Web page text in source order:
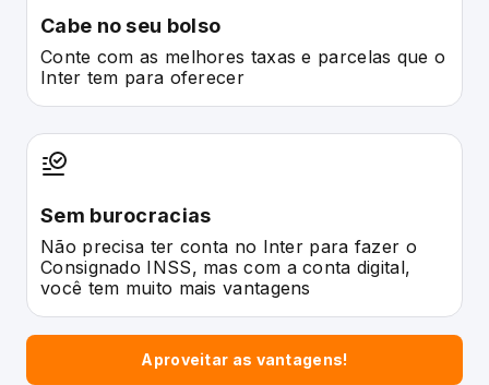
Cabe no seu bolso
Conte com as melhores taxas e parcelas que o
Inter tem para oferecer
Sem burocracias
Não precisa ter conta no Inter para fazer o
Consignado INSS, mas com a conta digital,
você tem muito mais vantagens
Aproveitar as vantagens!